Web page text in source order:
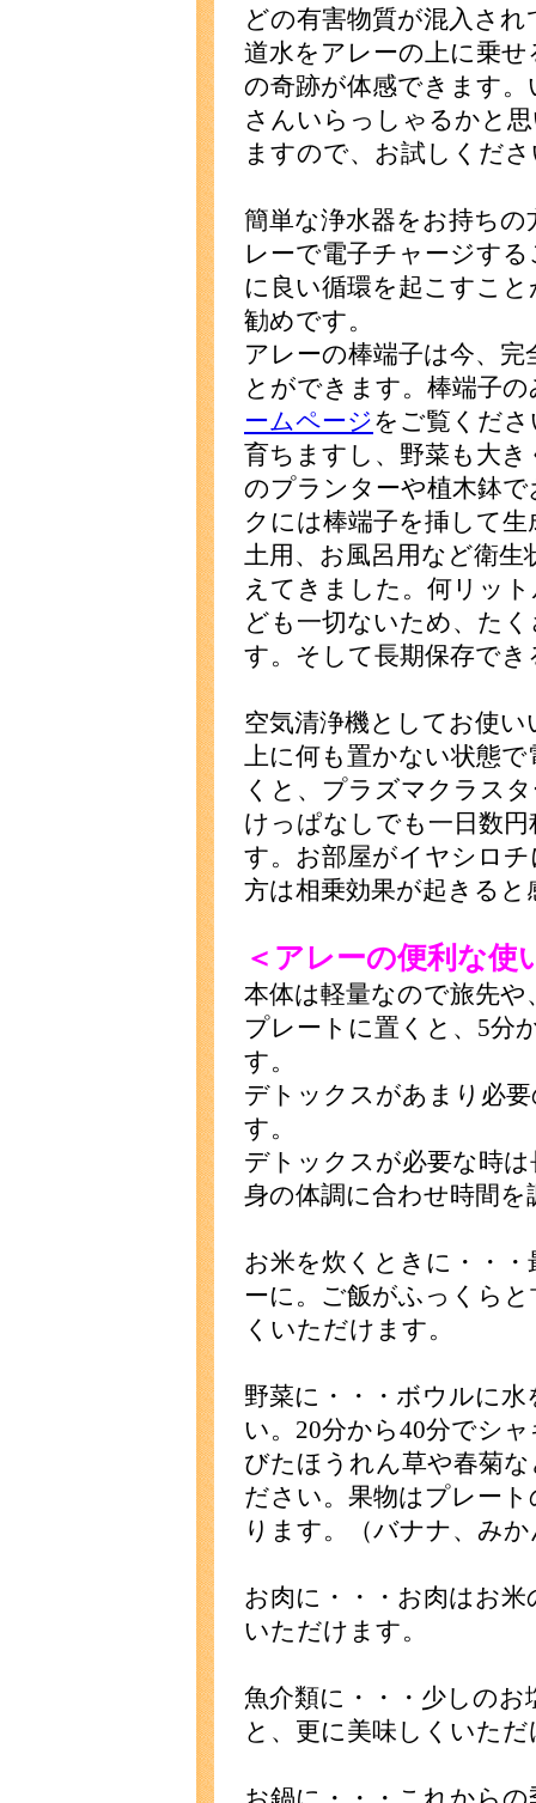
どの有害物質が混入さ
道水をアレーの上に乗
の奇跡が体感できます
さんいらっしゃるかと
ますので、お試しくだ
簡単な浄水器をお持ち
レーで電子チャージす
に良い循環を起こすこ
勧めです。
アレーの棒端子は今、
とができます。棒端子
ームページをご覧くだ
育ちますし、野菜も大
のプランターや植木鉢
クには棒端子を挿して
土用、お風呂用など衛
えてきました。何リッ
ども一切ないため、た
す。そして長期保存で
空気清浄機としてお使
上に何も置かない状態
くと、プラズマクラス
けっぱなしでも一日数
す。お部屋がイヤシロ
方は相乗効果が起きる
＜アレーの便利な使
本体は軽量なので旅先
プレートに置くと、5分
す。
デトックスがあまり必
す。
デトックスが必要な時
身の体調に合わせ時間
お米を炊くときに・・
ーに。ご飯がふっくら
くいただけます。
野菜に・・・ボウルに
い。20分から40分でシ
びたほうれん草や春菊
ださい。果物はプレー
ります。（バナナ、み
お肉に・・・お肉はお
いただけます。
魚介類に・・・少しの
と、更に美味しくいた